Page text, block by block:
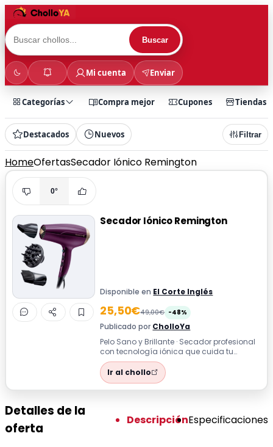
Buscar
Mi cuenta Enviar
Categorías Compra mejor Cupones Tiendas
Destacados Nuevos Filtrar
HomeOfertasSecador Iónico Remington
0°
Secador Iónico Remington
Disponible en El Corte Inglés
25,50€49,00€ -48%
Publicado por CholloYa
Pelo Sano y Brillante · Secador profesional
con tecnología iónica que cuida tu
cabello reduciendo el frizz y sellando...
Ir al chollo
Detalles de la
oferta
DescripciónEspecificaciones